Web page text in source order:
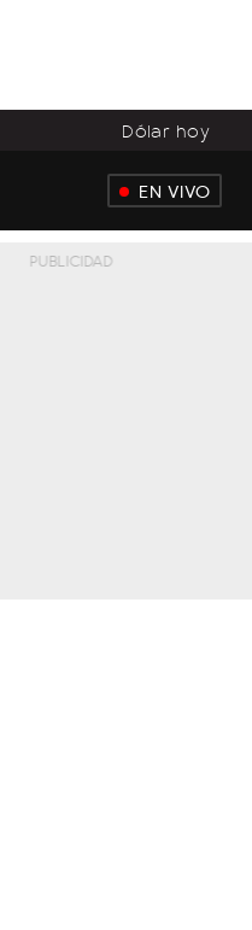
Dólar hoy
EN VIVO